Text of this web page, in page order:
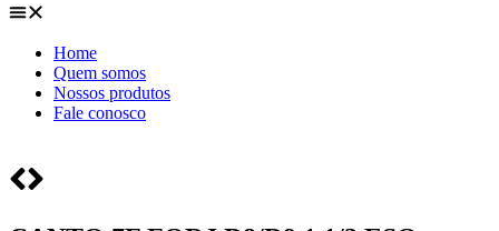
Home
Quem somos
Nossos produtos
Fale conosco